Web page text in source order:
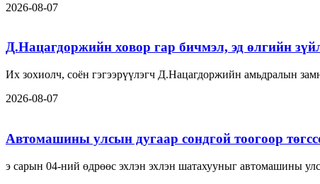
2026-08-07
Д.Нацагдоржийн ховор гар бичмэл, эд өлгийн
Их зохиолч, соён гэгээрүүлэгч Д.Нацагдоржийн амьдралын
2026-08-07
Автомашины улсын дугаар сондгой тоогоор
э сарын 04-ний өдрөөс эхлэн эхлэн шатахууныг автомашины